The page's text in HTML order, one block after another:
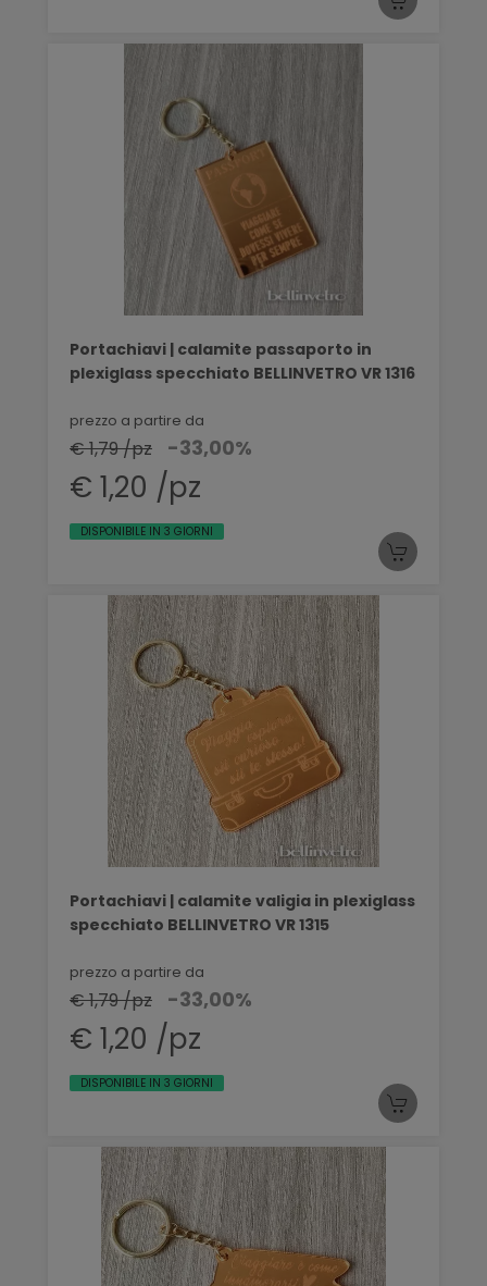
Portachiavi | calamite passaporto in
plexiglass specchiato BELLINVETRO VR 1316
prezzo a partire da
€ 1,79 /pz -33,00%
€ 1,20 /pz
DISPONIBILE IN 3 GIORNI
Portachiavi | calamite valigia in plexiglass
specchiato BELLINVETRO VR 1315
prezzo a partire da
€ 1,79 /pz -33,00%
€ 1,20 /pz
DISPONIBILE IN 3 GIORNI